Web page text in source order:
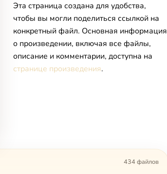
Эта страница создана для удобства,
чтобы вы могли поделиться ссылкой на
конкретный файл. Основная информация
о произведении, включая все файлы,
описание и комментарии, доступна на
странице произведения.
434 файлов